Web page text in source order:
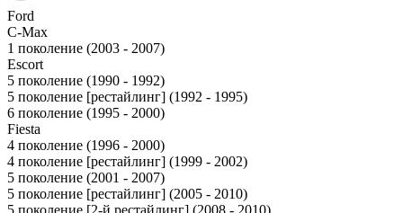
Ford
C-Max
1 поколение (2003 - 2007)
Escort
5 поколение (1990 - 1992)
5 поколение [рестайлинг] (1992 - 1995)
6 поколение (1995 - 2000)
Fiesta
4 поколение (1996 - 2000)
4 поколение [рестайлинг] (1999 - 2002)
5 поколение (2001 - 2007)
5 поколение [рестайлинг] (2005 - 2010)
5 поколение [2-й рестайлинг] (2008 - 2010)